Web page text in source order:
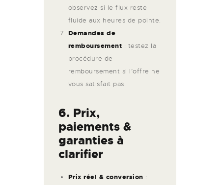
observez si le flux reste
fluide aux heures de pointe.
Demandes de
remboursement : testez la
procédure de
remboursement si l’offre ne
vous satisfait pas.
6. Prix,
paiements &
garanties à
clarifier
Prix réel & conversion :